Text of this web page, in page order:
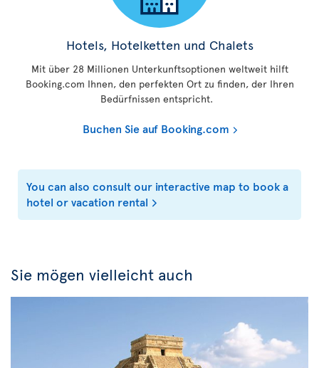
Hotels, Hotelketten und Chalets
Mit über 28 Millionen Unterkunftsoptionen weltweit hilft
Booking.com Ihnen, den perfekten Ort zu finden, der Ihren
Bedürfnissen entspricht.
Buchen Sie auf Booking.com
You can also consult our interactive map to book a
hotel or vacation rental
Sie mögen vielleicht auch